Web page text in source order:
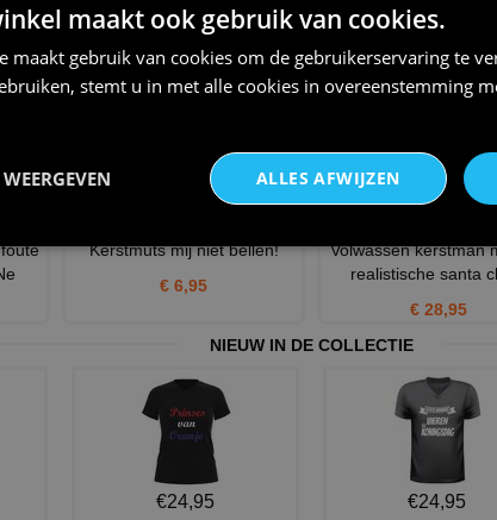
Mok voor kerst have yourself a
merry little Christ
€ 12,95
Persoonlijke kerst
€ 12,95
Kerstmuts mij niet bellen!
€ 6,95
Volwassen kerstman
realistische santa
€ 28,95
NIEUW IN DE COLLECTIE
€24,95
€24,95
maakt ook gebruik van cookies.
maakt gebruik van cookies om de gebruikerservaring te
stemt u in met alle cookies in overeenstemming
ALLES AFWIJZEN